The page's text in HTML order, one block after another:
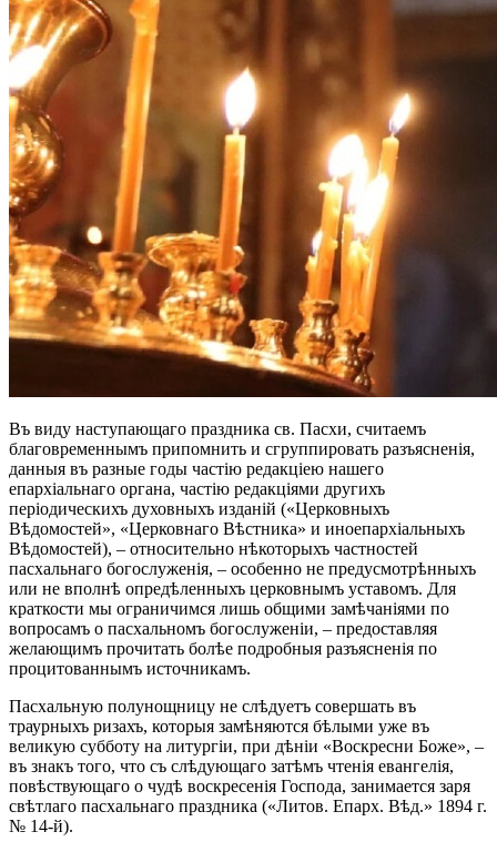
Въ виду наступающаго праздника св. Пасхи, считаемъ
благовременнымъ припомнить и сгруппировать разъясненія,
данныя въ разные годы частію редакціею нашего
епархіальнаго органа, частію редакціями другихъ
періодическихъ духовныхъ изданій («Церковныхъ
Вѣдомостей», «Церковнаго Вѣстника» и иноепархіальныхъ
Вѣдомостей), – относительно нѣкоторыхъ частностей
пасхальнаго богослуженія, – особенно не предусмотрѣнныхъ
или не вполнѣ опредѣленныхъ церковнымъ уставомъ. Для
краткости мы ограничимся лишь общими замѣчаніями по
вопросамъ о пасхальномъ богослуженіи, – предоставляя
желающимъ прочитать болѣе подробныя разъясненія по
процитованнымъ источникамъ.
Пасхальную полунощницу не слѣдуетъ совершать въ
траурныхъ ризахъ, которыя замѣняются бѣлыми уже въ
великую субботу на литургіи, при дѣніи «Воскресни Боже», –
въ знакъ того, что съ слѣдующаго затѣмъ чтенія евангелія,
повѣствующаго о чудѣ воскресенія Господа, занимается заря
свѣтлаго пасхальнаго праздника («Литов. Епарх. Вѣд.» 1894 г.
№ 14-й).